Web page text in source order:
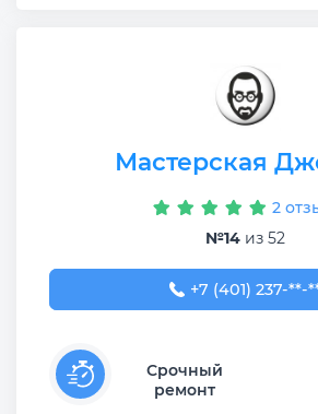
Мастерская
2
№14из 52
+7 (401) 237-37-
+7 (401) 237-**-
Срочный
ремонт